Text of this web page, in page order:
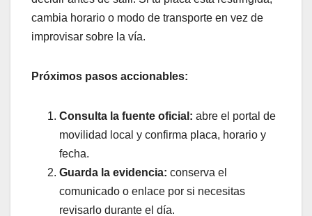
cambia horario o modo de transporte en vez de
improvisar sobre la vía.
Próximos pasos accionables:
Consulta la fuente oficial: abre el portal de
movilidad local y confirma placa, horario y
fecha.
Guarda la evidencia: conserva el
comunicado o enlace por si necesitas
revisarlo durante el día.